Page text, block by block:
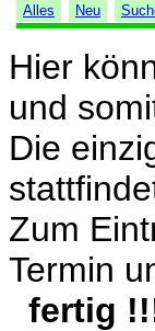
Alles Neu
Hier
und
Die
Zum
Termin
fertig